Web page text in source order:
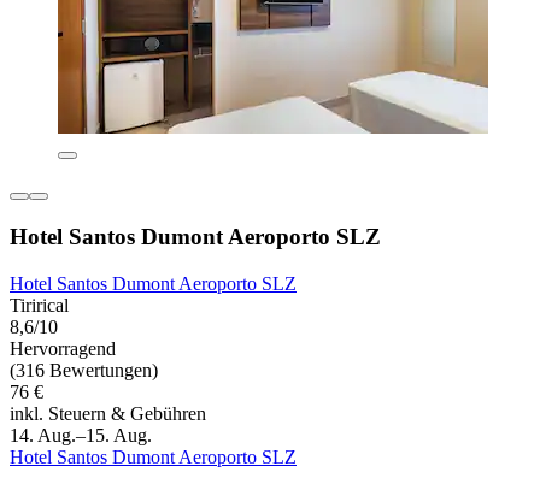
Hotel Santos Dumont Aeroporto SLZ
Hotel Santos Dumont Aeroporto SLZ
Tirirical
8,6/10
Hervorragend
(316 Bewertungen)
76 €
inkl. Steuern & Gebühren
14. Aug.–15. Aug.
Hotel Santos Dumont Aeroporto SLZ